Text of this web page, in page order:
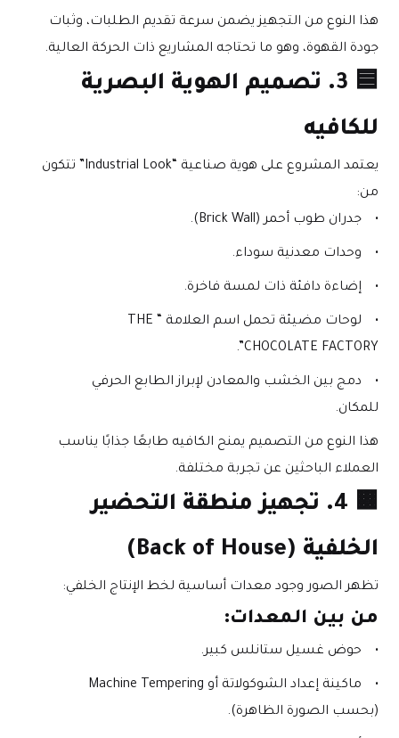
جودة القهوة، وهو ما تحتاجه المشاريع ذات الحركة العالية.
🟦
للكافيه
من:
جدران طوب أحمر (Brick Wall).
وحدات معدنية سوداء.
إضاءة دافئة ذات لمسة فاخرة.
لوحات مضيئة تحمل اسم العلامة “THE
CHOCOLATE FACTORY”.
للمكان.
العملاء الباحثين عن تجربة مختلفة.
🟧
4. تجهيز منطقة التحضير
الخلفية (Back of House)
تظهر الصور وجود معدات أساسية لخط الإنتاج الخلفي:
من بين المعدات:
حوض غسيل ستانلس كبير.
(بحسب الصورة الظاهرة).